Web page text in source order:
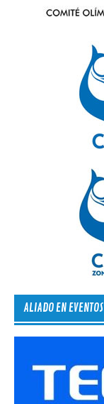
ALIADO EN EVENTOS